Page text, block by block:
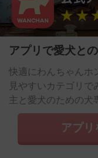
アプリで愛犬と
快適にわんちゃんホ
見やすいカテゴリ
主と愛犬のための犬
アプリ